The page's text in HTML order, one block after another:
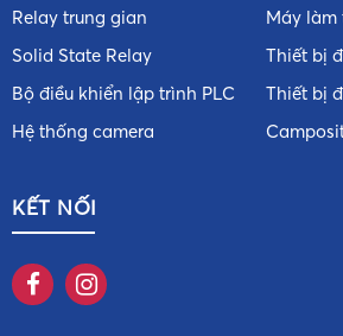
Relay trung gian
Solid State Relay
Bộ điều khiển lập trình PLC
Hệ thống camera
Máy làm
Thiết bị
Thiết bị
KẾT NỐI